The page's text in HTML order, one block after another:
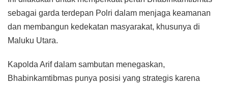
sebagai garda terdepan Polri dalam menjaga keamanan
dan membangun kedekatan masyarakat, khusunya di
Maluku Utara.
Kapolda Arif dalam sambutan menegaskan,
Bhabinkamtibmas punya posisi yang strategis karena